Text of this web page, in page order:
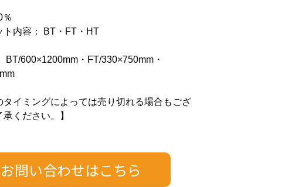
％
ト内容： BT・FT・HT
BT/600×1200mm・FT/330×750mm・
タイミングによっては売り切れる場合もござ
ください。】